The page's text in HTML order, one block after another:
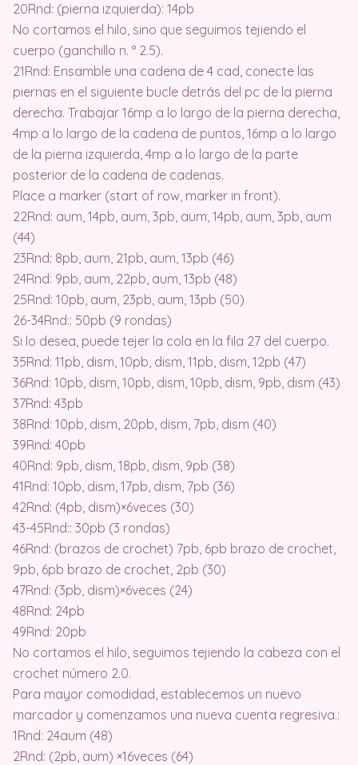
20Rnd: (pierna izquierda): 14pb
No cortamos el hilo, sino que seguimos tejiendo el
cuerpo (ganchillo n. ° 2.5).
21Rnd: Ensamble una cadena de 4 cad, conecte las
piernas en el siguiente bucle detrás del pc de la pierna
derecha. Trabajar 16mp a lo largo de la pierna derecha,
4mp a lo largo de la cadena de puntos, 16mp a lo largo
de la pierna izquierda, 4mp a lo largo de la parte
posterior de la cadena de cadenas.
Place a marker (start of row, marker in front).
22Rnd: aum, 14pb, aum, 3pb, aum, 14pb, aum, 3pb, aum
(44)
23Rnd: 8pb, aum, 21pb, aum, 13pb (46)
24Rnd: 9pb, aum, 22pb, aum, 13pb (48)
25Rnd: 10pb, aum, 23pb, aum, 13pb (50)
26-34Rnd:: 50pb (9 rondas)
Si lo desea, puede tejer la cola en la fila 27 del cuerpo.
35Rnd: 11pb, dism, 10pb, dism, 11pb, dism, 12pb (47)
36Rnd: 10pb, dism, 10pb, dism, 10pb, dism, 9pb, dism (43)
37Rnd: 43pb
38Rnd: 10pb, dism, 20pb, dism, 7pb, dism (40)
39Rnd: 40pb
40Rnd: 9pb, dism, 18pb, dism, 9pb (38)
41Rnd: 10pb, dism, 17pb, dism, 7pb (36)
42Rnd: (4pb, dism)×6veces (30)
43-45Rnd:: 30pb (3 rondas)
46Rnd: (brazos de crochet) 7pb, 6pb brazo de crochet,
9pb, 6pb brazo de crochet, 2pb (30)
47Rnd: (3pb, dism)×6veces (24)
48Rnd: 24pb
49Rnd: 20pb
No cortamos el hilo, seguimos tejiendo la cabeza con el
crochet número 2.0.
Para mayor comodidad, establecemos un nuevo
marcador y comenzamos una nueva cuenta regresiva.:
1Rnd: 24aum (48)
2Rnd: (2pb, aum) ×16veces (64)